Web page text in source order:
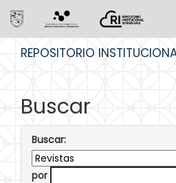
REPOSITORIO
Buscar
Buscar:
por